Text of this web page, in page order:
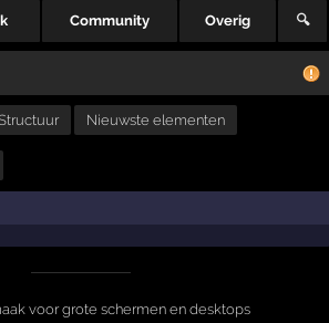
Community Overig 🔍
Nieuwste elementen
voor grote schermen en desktops